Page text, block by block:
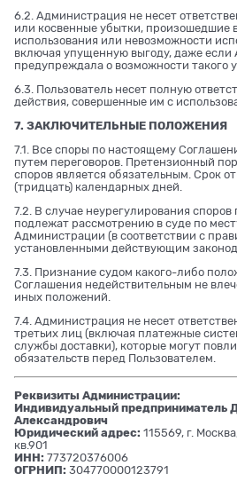
6.2. Администрация не несет
или косвенные убытки, произошедшие
использования или невозможности
включая упущенную выгоду, даже
предупреждала о возможности такого
6.3. Пользователь несет полную
действия, совершенные им с
7. ЗАКЛЮЧИТЕЛЬНЫЕ ПОЛОЖЕНИЯ
7.1. Все споры по настоящему
путем переговоров. Претензионный
споров является обязательным. Срок
(тридцать) календарных дней.
7.2. В случае неурегулирования споров
подлежат рассмотрению в суде по
Администрации (в соответствии с
установленными действующим
7.3. Признание судом какого-либо
Соглашения недействительным не
иных положений.
7.4. Администрация не несет
третьих лиц (включая платежные
службы доставки), которые могут
обязательств перед Пользователем.
Реквизиты Администрации:
Индивидуальный предприниматель
Александрович
Юридический адрес: 115569, г.
кв.901
ИНН: 773720376006
ОГРНИП: 304770000123791